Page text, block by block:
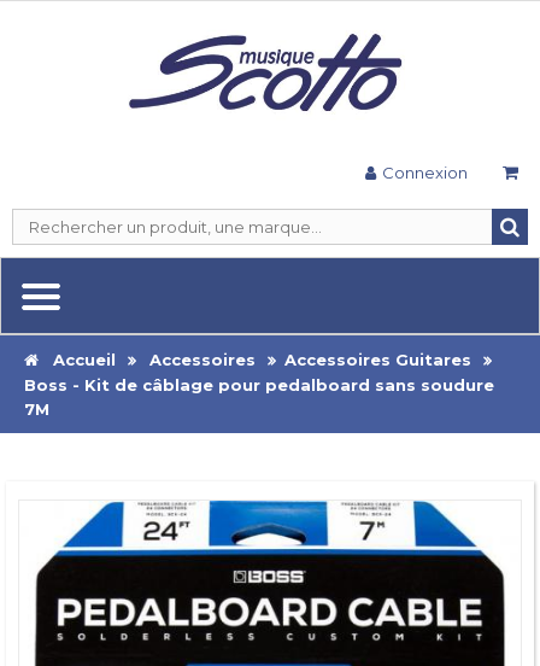
Connexion
Accueil Accessoires
Accessoires Guitares
Boss - Kit de câblage pour pedalboard sans soudure
7M